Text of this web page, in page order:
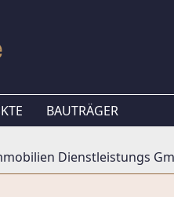
BAUTRÄGER
Dienstleistungs